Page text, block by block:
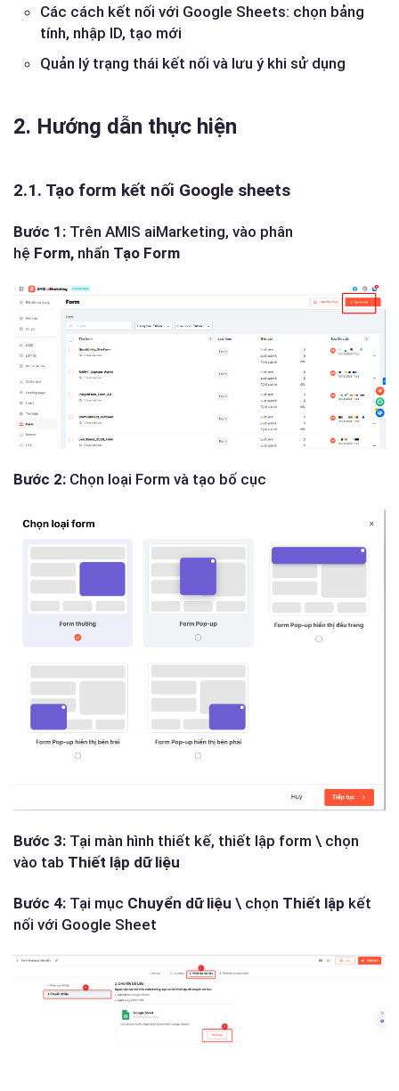
Các cách kết nối với Google Sheets: chọn bảng
tính, nhập ID, tạo mới
Quản lý trạng thái kết nối và lưu ý khi sử dụng
2. Hướng dẫn thực hiện
2.1. Tạo form kết nối Google sheets
Bước 1: Trên AMIS aiMarketing, vào phân
hệ Form, nhấn Tạo Form
Bước 2: Chọn loại Form và tạo bố cục
Bước 3: Tại màn hình thiết kế, thiết lập form \ chọn
vào tab Thiết lập dữ liệu
Bước 4: Tại mục Chuyển dữ liệu \ chọn Thiết lập kết
nối với Google Sheet